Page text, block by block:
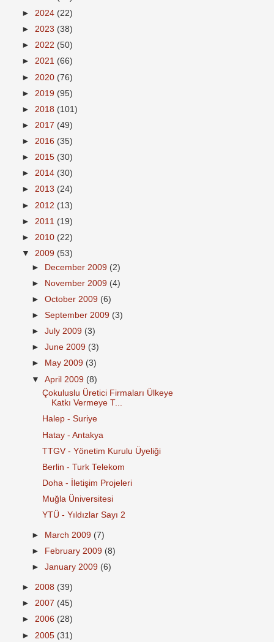
► 2024 (22)
► 2023 (38)
► 2022 (50)
► 2021 (66)
► 2020 (76)
► 2019 (95)
► 2018 (101)
► 2017 (49)
► 2016 (35)
► 2015 (30)
► 2014 (30)
► 2013 (24)
► 2012 (13)
► 2011 (19)
► 2010 (22)
▼ 2009 (53)
► December 2009 (2)
►
November 2009 (4)
►October 2009 (6)
►September 2009 (3)
►July 2009 (3)
►June 2009 (3)
►
May 2009 (3)
▼April 2009 (8)
Çokuluslu Üretici Firmaları Ülkeye
Katkı Vermeye T...
Halep - Suriye
Hatay - Antakya
TTGV - Yönetim Kurulu Üyeliği
Berlin - Turk Telekom
Doha - İletişim Projeleri
Muğla Üniversitesi
YTÜ - Yıldızlar Sayı 2
► March 2009 (7)
►
February 2009 (8)
►January 2009 (6)
► 2008 (39)
► 2007 (45)
► 2006 (28)
► 2005 (31)